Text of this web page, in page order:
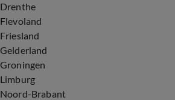
Drenthe
Flevoland
Friesland
Gelderland
Groningen
Limburg
Noord-Brabant